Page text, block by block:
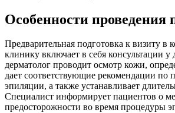
Особенности проведения
Предварительная подготовка к визиту в
клинику включает в себя консультации у
дерматолог проводит осмотр кожи,
дает соответствующие рекомендации по
эпиляции, а также устанавливает
Специалист информирует пациентов о
предосторожности во время процедуры